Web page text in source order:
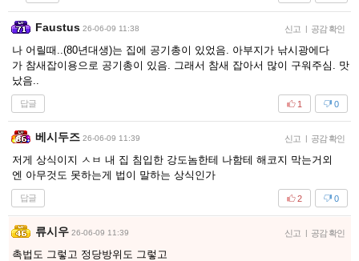
Faustus 26-06-09 11:38 신고 | 공감 확인
나 어릴때..(80년대생)는 집에 공기총이 있었음. 아부지가 낚시광에다
가 참새잡이용으로 공기총이 있음. 그래서 참새 잡아서 많이 구워주심. 맛
났음..
답글 0
1
베시두즈 26-06-09 11:39 신고 | 공감 확인
저게 상식이지 ㅅㅂ 내 집 침입한 강도놈한테 나함테 해코지 막는거외
엔 아무것도 못하는게 법이 말하는 상식인가
답글 0
2
류시우 26-06-09 11:39 신고 | 공감 확인
촉법도 그렇고 정당방위도 그렇고